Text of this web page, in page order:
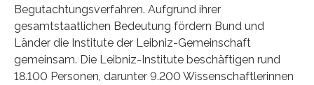
Begutachtungsverfahren. Aufgrund ihrer
gesamtstaatlichen Bedeutung fördern Bund und
Länder die Institute der Leibniz-Gemeinschaft
gemeinsam. Die Leibniz-Institute beschäftigen rund
18.100 Personen, darunter 9.200 Wissenschaftlerinnen